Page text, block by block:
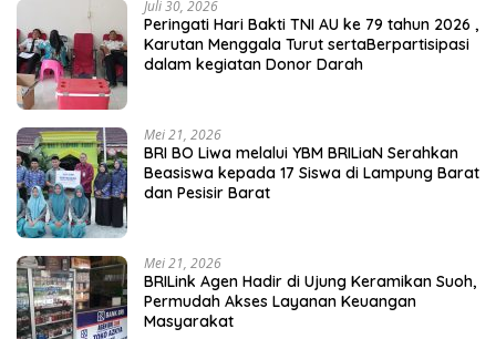
Juli 30, 2026
Peringati Hari Bakti TNI AU ke 79 tahun 2026 ,
Karutan Menggala Turut sertaBerpartisipasi
dalam kegiatan Donor Darah
Mei 21, 2026
BRI BO Liwa melalui YBM BRILiaN Serahkan
Beasiswa kepada 17 Siswa di Lampung Barat
dan Pesisir Barat
Mei 21, 2026
BRILink Agen Hadir di Ujung Keramikan Suoh,
Permudah Akses Layanan Keuangan
Masyarakat